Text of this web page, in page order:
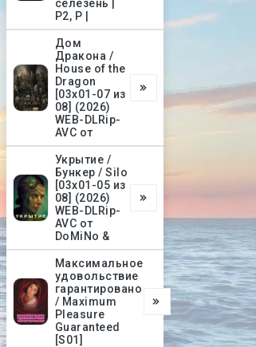
селезень |
P2, P |
Дом
Дракона /
House of the
Dragon
[03х01-07 из
08] (2026)
WEB-DLRip-
AVC от
Укрытие /
Бункер / Silo
[03х01-05 из
08] (2026)
WEB-DLRip-
AVC от
DoMiNo &
Максимальное
удовольствие
гарантировано
/ Maximum
Pleasure
Guaranteed
[S01]